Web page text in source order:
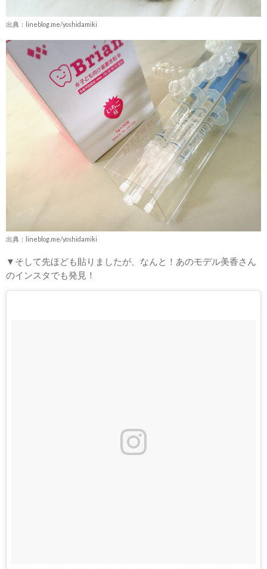
出典：lineblog.me/yoshidamiki
出典：lineblog.me/yoshidamiki
▼そして先ほども貼りましたが、なんと！あのモデル美香さん
のインスタでも発見！